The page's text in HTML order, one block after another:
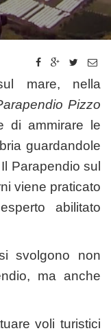
mare, nella
Pizzo
di ammirare le
guardandole
Parapendio sul
viene praticato
abilitato
svolgono non
ma anche
voli turistici